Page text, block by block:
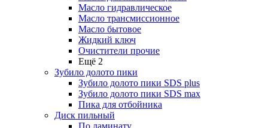
Масло гидравлическое
Масло трансмиссионное
Масло бытовое
Жидкий ключ
Очистители прочие
Ещё 2
Зубило долото пики
Зубило долото пики SDS plus
Зубило долото пики SDS max
Пика для отбойника
Диск пильный
По ламинату